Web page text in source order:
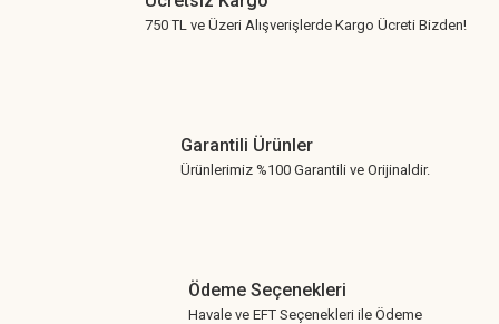
750 TL ve Üzeri Alışverişlerde Kargo Ücreti Bizden!
Garantili Ürünler
Ürünlerimiz %100 Garantili ve Orijinaldir.
Ödeme Seçenekleri
Havale ve EFT Seçenekleri ile Ödeme